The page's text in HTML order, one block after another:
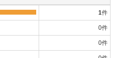
1件
0件
0件